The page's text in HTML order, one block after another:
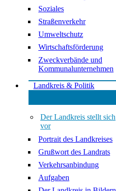
Soziales
Straßenverkehr
Umweltschutz
Wirtschaftsförderung
Zweckverbände und
Kommunalunternehmen
Landkreis & Politik
Der Landkreis stellt sich
vor
Portrait des Landkreises
Grußwort des Landrats
Verkehrsanbindung
Aufgaben